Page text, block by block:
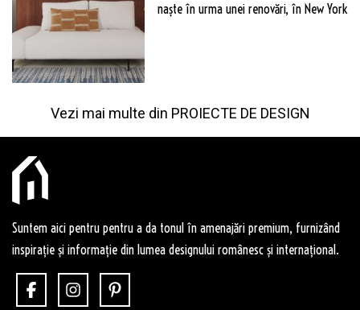
naște în urma unei renovări, în New York
Vezi mai multe din PROIECTE DE DESIGN
Suntem aici pentru pentru a da tonul în amenajări premium, furnizând
inspirație și informație din lumea designului românesc și internațional.